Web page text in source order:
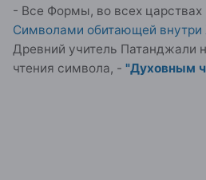
- Все Формы, во всех
Символами обитающей внутри
Древний учитель Патанджали
чтения символа, - "Духовным